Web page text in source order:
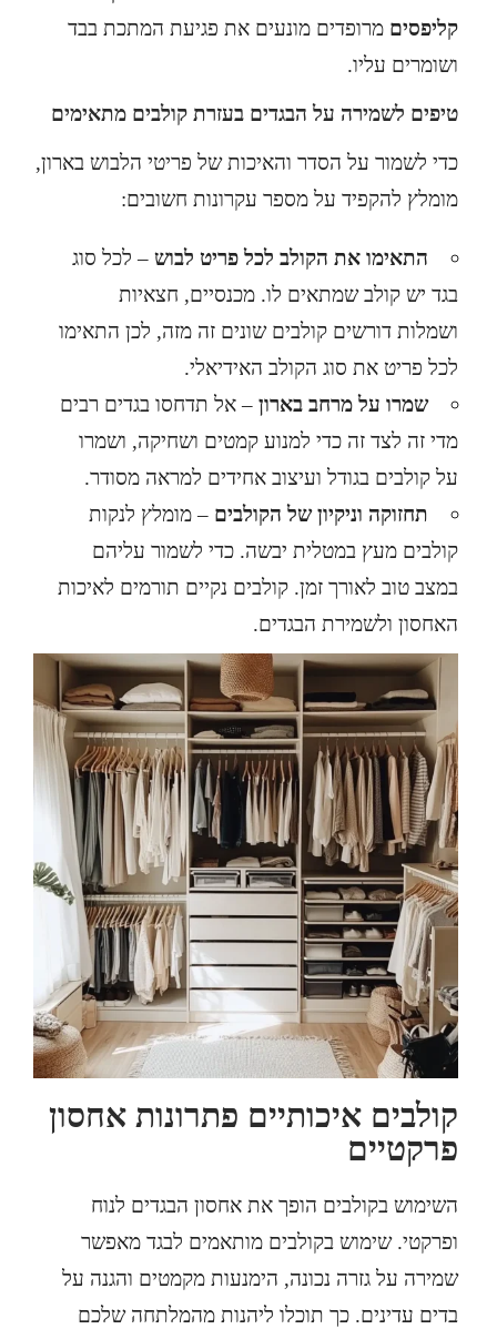
קליפסים מרופדים מונעים את פגיעת המתכת בבד
ושומרים עליו.
טיפים לשמירה על הבגדים בעזרת קולבים מתאימים
כדי לשמור על הסדר והאיכות של פריטי הלבוש בארון,
מומלץ להקפיד על מספר עקרונות חשובים:
התאימו את הקולב לכל פריט לבוש – לכל סוג
בגד יש קולב שמתאים לו. מכנסיים, חצאיות
ושמלות דורשים קולבים שונים זה מזה, לכן התאימו
לכל פריט את סוג הקולב האידיאלי.
שמרו על מרחב בארון – אל תדחסו בגדים רבים
מדי זה לצד זה כדי למנוע קמטים ושחיקה, ושמרו
על קולבים בגודל ועיצוב אחידים למראה מסודר.
תחזוקה וניקיון של הקולבים – מומלץ לנקות
קולבים מעץ במטלית יבשה. כדי לשמור עליהם
במצב טוב לאורך זמן. קולבים נקיים תורמים לאיכות
האחסון ולשמירת הבגדים.
קולבים איכותיים פתרונות אחסון
פרקטיים
השימוש בקולבים הופך את אחסון הבגדים לנוח
ופרקטי. שימוש בקולבים מותאמים לבגד מאפשר
שמירה על גזרה נכונה, הימנעות מקמטים והגנה על
בדים עדינים. כך תוכלו ליהנות מהמלתחה שלכם